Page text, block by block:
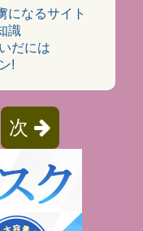
になるサイト
識
だには
!
次